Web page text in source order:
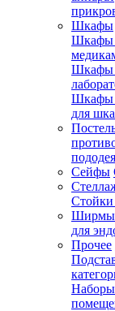
Шкафы
Шкафы
Шкафы
Шкафы
для
Сейфы
Ширмы
для
Прочее
Наборы